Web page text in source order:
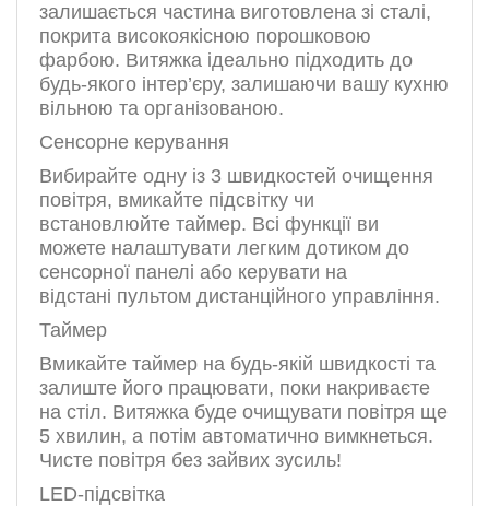
залишається частина виготовлена зі сталі,
покрита високоякісною порошковою
фарбою. Витяжка ідеально підходить до
будь-якого інтер’єру, залишаючи вашу кухню
вільною та організованою.
Сенсорне керування
Вибирайте одну із 3 швидкостей очищення
повітря, вмикайте підсвітку чи
встановлюйте таймер. Всі функції ви
можете налаштувати легким дотиком до
сенсорної панелі або керувати на
відстані пультом дистанційного управління.
Таймер
Вмикайте таймер на будь-якій швидкості та
залиште його працювати, поки накриваєте
на стіл. Витяжка буде очищувати повітря ще
5 хвилин, а потім автоматично вимкнеться.
Чисте повітря без зайвих зусиль!
LED-підсвітка